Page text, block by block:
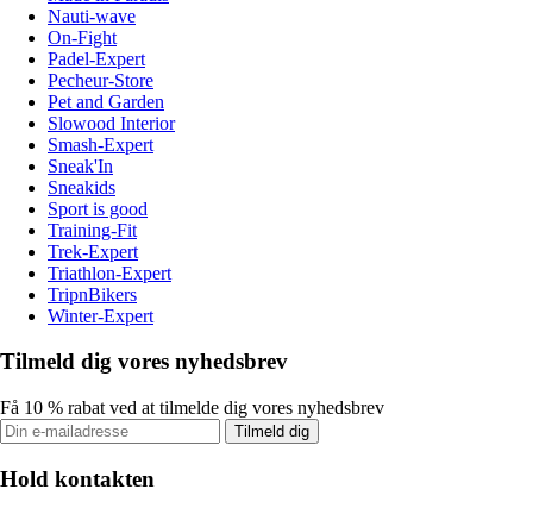
Nauti-wave
On-Fight
Padel-Expert
Pecheur-Store
Pet and Garden
Slowood Interior
Smash-Expert
Sneak'In
Sneakids
Sport is good
Training-Fit
Trek-Expert
Triathlon-Expert
TripnBikers
Winter-Expert
Tilmeld dig vores nyhedsbrev
Få 10 % rabat ved at tilmelde dig vores nyhedsbrev
Tilmeld dig
Hold kontakten